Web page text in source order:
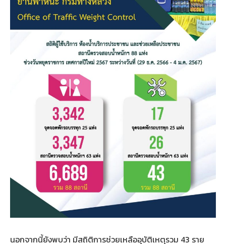
นอกจากนี้ยังพบว่า มีสถิติการช่วยเหลืออุบัติเหตุรวม 43 ราย